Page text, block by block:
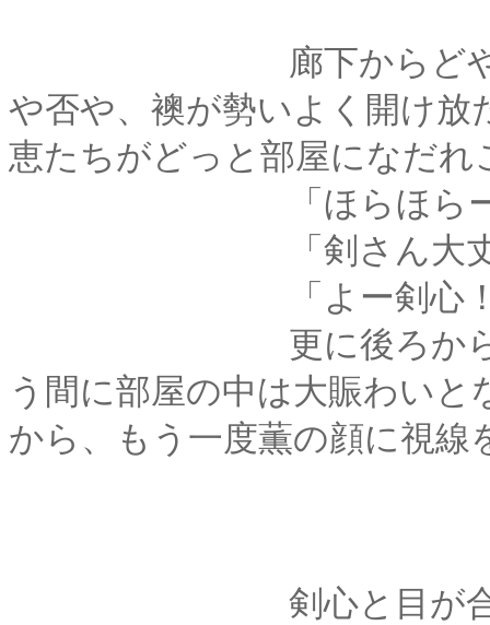
廊下からどやどやと
や否や、襖が勢いよく開け放
恵たちがどっと部屋になだれ
「ほらほらー！緋
「剣さん大丈夫で
「よー剣心！お互い
更に後ろから葵屋の
う間に部屋の中は大賑わい
から、もう一度薫の顔に視線
剣心と目が合い、薫